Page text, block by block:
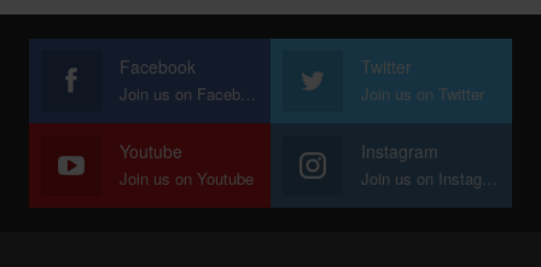
Facebook
Join us on Facebook
Twitter
Join us on Twitter
Youtube
Join us on Youtube
Instagram
Join us on Instagram